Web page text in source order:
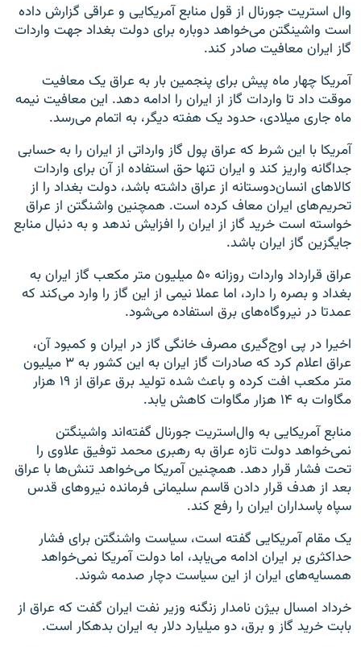
وال استریت جورنال از قول منابع آمریکایی و عراقی گزارش داده
است واشینگتن می‌خواهد دوباره برای دولت بغداد جهت واردات
گاز ایران معافیت صادر کند.
آمریکا چهار ماه پیش برای پنجمین بار به عراق یک معافیت
موقت داد تا واردات گاز از ایران را ادامه دهد. این معافیت نیمه
ماه جاری میلادی، حدود یک هفته دیگر، به اتمام می‌رسد.
آمریکا با این شرط که عراق پول گاز وارداتی از ایران را به حسابی
جداگانه واریز کند و ایران تنها حق استفاده از آن برای واردات
کالاهای انسان‌دوستانه از عراق داشته باشد، دولت بغداد را از
تحریم‌های ایران معاف کرده است. همچنین واشنگتن از عراق
خواسته است خرید گاز از ایران را افزایش ندهد و به دنبال منابع
جایگزین گاز ایران باشد.
عراق قرارداد واردات روزانه ۵۰ میلیون متر مکعب گاز ایران به
بغداد و بصره را دارد، اما عملا نیمی از این گاز را وارد می‌کند که
عمدتا در نیروگاه‌های برق استفاده می‌شود.
اخیرا در پی اوج‌گیری مصرف خانگی گاز در ایران و کمبود آن،
عراق اعلام کرد که صادرات گاز ایران به این کشور به ۳ میلیون
متر مکعب افت کرده و باعث شده تولید برق عراق از ۱۹ هزار
مگاوات به ۱۴ هزار مگاوات کاهش یابد.
منابع آمریکایی به وال‌استریت جورنال گفته‌اند واشینگتن
نمی‌خواهد دولت تازه عراق به رهبری محمد توفیق علاوی را
تحت فشار قرار دهد. همچنین آمریکا می‌خواهد تنش‌ها با عراق
بعد از هدف قرار دادن قاسم سلیمانی فرمانده نیروهای قدس
سپاه پاسداران ایران را رفع کند.
یک مقام آمریکایی گفته است، سیاست واشنگتن برای فشار
حداکثری بر ایران ادامه می‌یابد، اما دولت آمریکا نمی‌خواهد
همسایه‌های ایران از این سیاست دچار صدمه شوند.
خرداد امسال بیژن نامدار زنگنه وزیر نفت ایران گفت که عراق از
بابت خرید گاز و برق، دو میلیارد دلار به ایران بدهکار است.